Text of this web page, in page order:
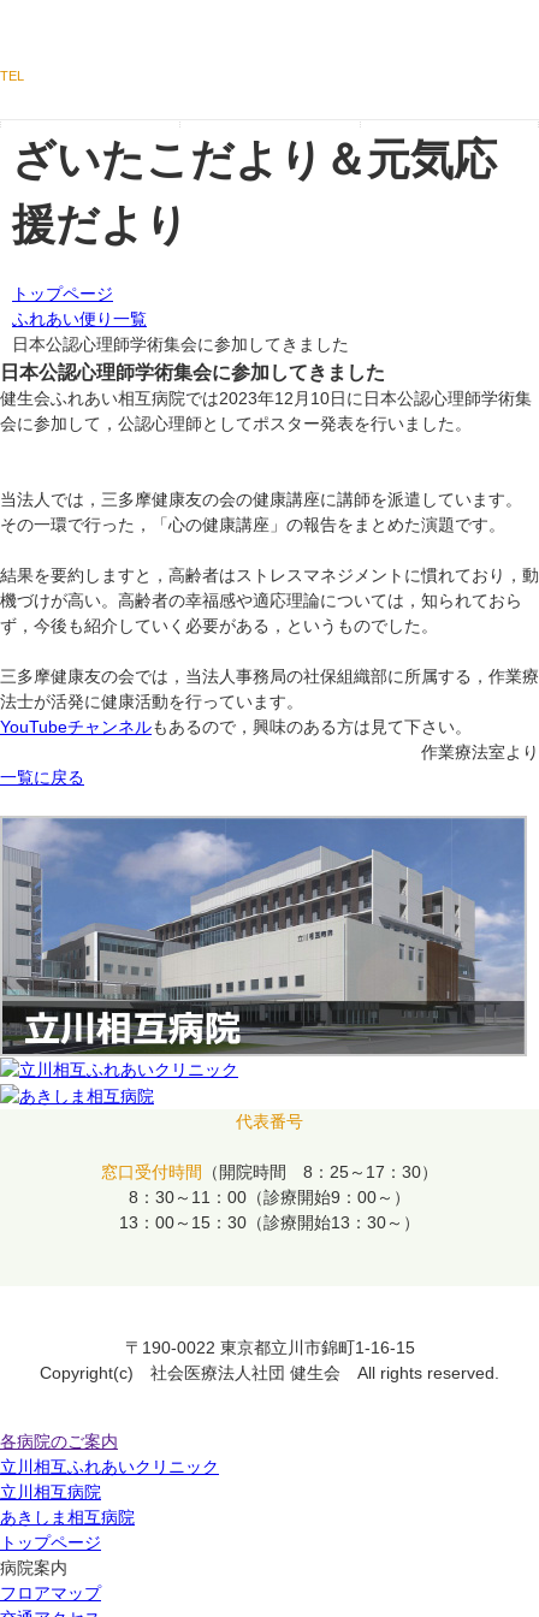
TEL
ざいたこだより＆元気応
援だより
トップページ
ふれあい便り一覧
日本公認心理師学術集会に参加してきました
日本公認心理師学術集会に参加してきました
健生会ふれあい相互病院では2023年12月10日に日本公認心理師学術集
会に参加して，公認心理師としてポスター発表を行いました。
当法人では，三多摩健康友の会の健康講座に講師を派遣しています。
その一環で行った，「心の健康講座」の報告をまとめた演題です。
結果を要約しますと，高齢者はストレスマネジメントに慣れており，動
機づけが高い。高齢者の幸福感や適応理論については，知られておら
ず，今後も紹介していく必要がある，というものでした。
三多摩健康友の会では，当法人事務局の社保組織部に所属する，作業療
法士が活発に健康活動を行っています。
YouTubeチャンネルもあるので，興味のある方は見て下さい。
作業療法室より
一覧に戻る
代表番号
窓口受付時間 （開院時間 8：25～17：30）
8：30～11：00（診療開始9：00～）
13：00～15：30（診療開始13：30～）
〒190-0022 東京都立川市錦町1-16-15
Copyright(c) 社会医療法人社団 健生会 All rights reserved.
各病院のご案内
立川相互ふれあいクリニック
立川相互病院
あきしま相互病院
トップページ
病院案内
フロアマップ